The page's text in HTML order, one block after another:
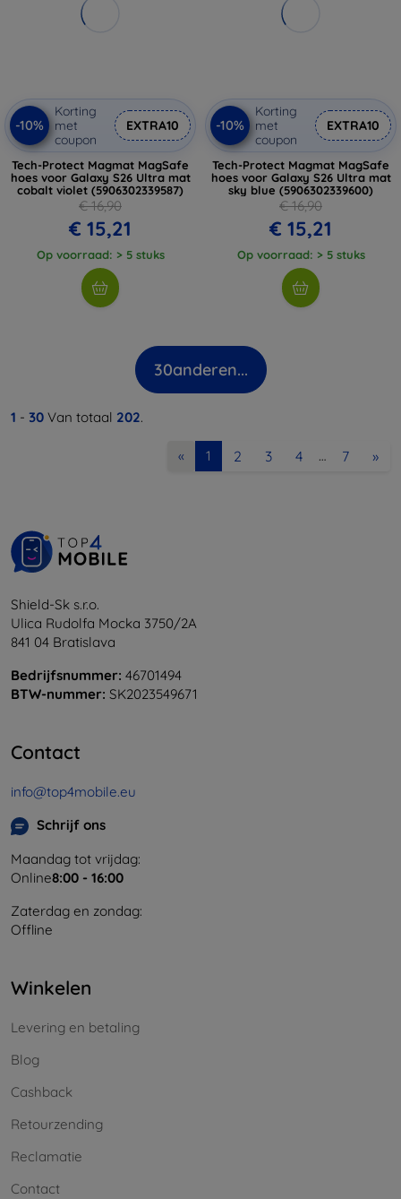
-10%
Korting
met
coupon
EXTRA10
Tech-Protect Magmat MagSafe
hoes voor Galaxy S26 Ultra mat
cobalt violet (5906302339587)
€ 16,90
€ 15,21
Op voorraad: > 5 stuks
-10%
Korting
met
coupon
EXTRA10
Tech-Protect Magmat MagSafe
hoes voor Galaxy S26 Ultra mat
sky blue (5906302339600)
€ 16,90
€ 15,21
Op voorraad: > 5 stuks
30anderen...
1 - 30 Van totaal 202.
« 1 2 3 4 … 7 »
Shield-Sk s.r.o.
Ulica Rudolfa Mocka 3750/2A
841 04 Bratislava
Bedrijfsnummer: 46701494
BTW-nummer: SK2023549671
Contact
info@top4mobile.eu
Schrijf ons
Maandag tot vrijdag:
Online8:00 - 16:00
Zaterdag en zondag:
Offline
Winkelen
Levering en betaling
Blog
Cashback
Retourzending
Reclamatie
Contact